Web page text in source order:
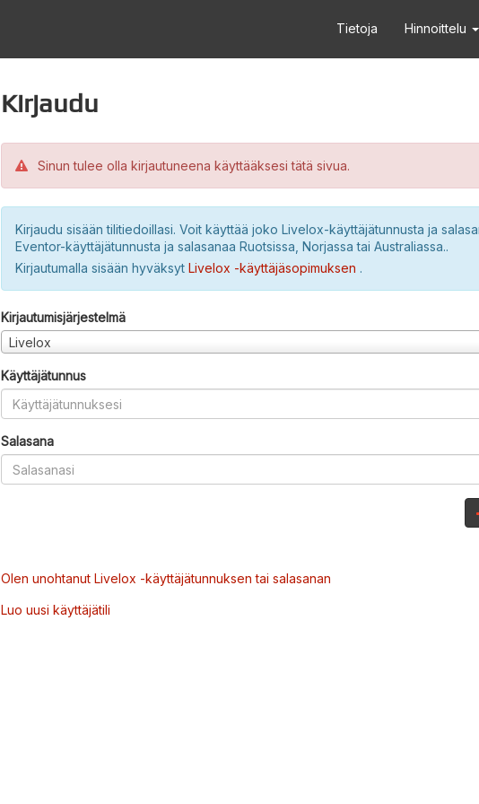
Tietoja Hinnoittelu
Kirjaudu
Sinun tulee olla kirjautuneena käyttääksesi tätä sivua.
Kirjaudu sisään tilitiedoillasi. Voit käyttää joko Livelox-käyttäjätunnusta ja
Eventor-käyttäjätunnusta ja salasanaa Ruotsissa, Norjassa tai Australiassa..
Kirjautumalla sisään hyväksyt Livelox -käyttäjäsopimuksen .
Kirjautumisjärjestelmä
Livelox
Käyttäjätunnus
Salasana
Olen unohtanut Livelox -käyttäjätunnuksen tai salasanan
Luo uusi käyttäjätili